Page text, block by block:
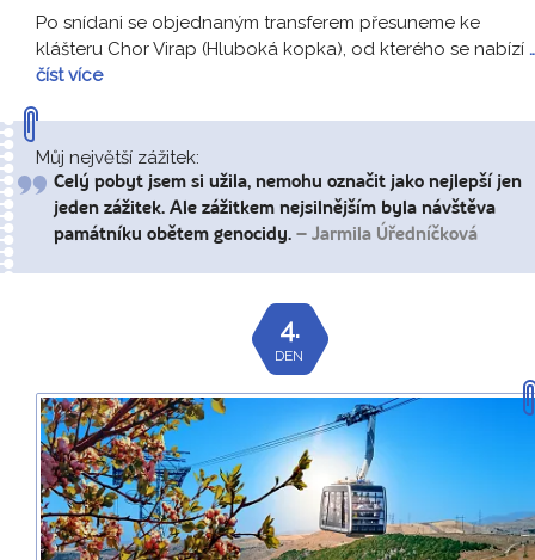
Po snídani se objednaným transferem přesuneme ke
klášteru Chor Virap (Hluboká kopka), od kterého se nabízí
číst více
Můj největší zážitek:
Celý pobyt jsem si užila, nemohu označit jako nejlepší jen
jeden zážitek. Ale zážitkem nejsilnějším byla návštěva
památníku obětem genocidy. – Jarmila Úředníčková
4.
DEN